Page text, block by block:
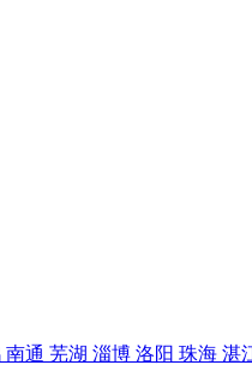
南通 芜湖 淄博 洛阳 珠海 湛